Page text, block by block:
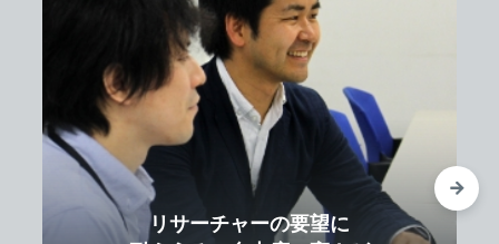
リサーチャーの要望に